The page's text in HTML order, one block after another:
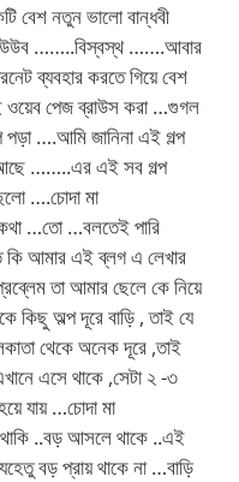
বেশ নতুন ভালো বান্ধবী
……..বিস্বস্থ …….আবার
ব্যবহার করতে গিয়ে বেশ
পেজ ব্রাউস করা …গুগল
….আমি জানিনা এই গল্প
……..এর এই সব গল্প
….চোদা মা
…তো …বলতেই পারি
কি আমার এই ব্লগ এ লেখার
তা আমার ছেলে কে নিয়ে
কিছু অল্প দূরে বাড়ি , তাই যে
থেকে অনেক দূরে ,তাই
এসে থাকে ,সেটা ২ -৩
যায় …চোদা মা
..বড় আসলে থাকে ..এই
বড় প্রায় থাকে না …বাড়ি